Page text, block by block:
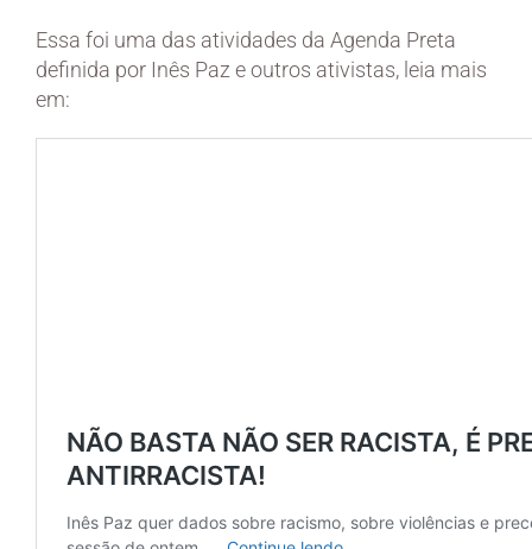
Essa foi uma das atividades da Agenda Preta
definida por Inês Paz e outros ativistas, leia mais
em: